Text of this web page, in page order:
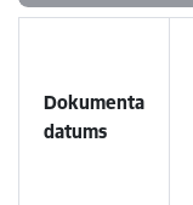
Dokumenta
datums